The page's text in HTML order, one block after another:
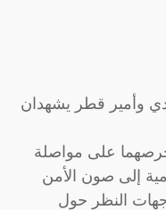
وأمير قطر يشهدان
على مواصلة
إلى صون الأمن
النظر حول